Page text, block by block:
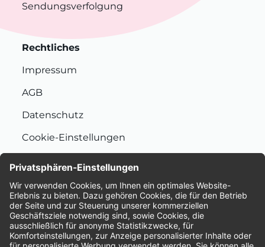
Sendungsverfolgung
Rechtliches
Impressum
AGB
Datenschutz
Cookie-Einstellungen
Bewertungen